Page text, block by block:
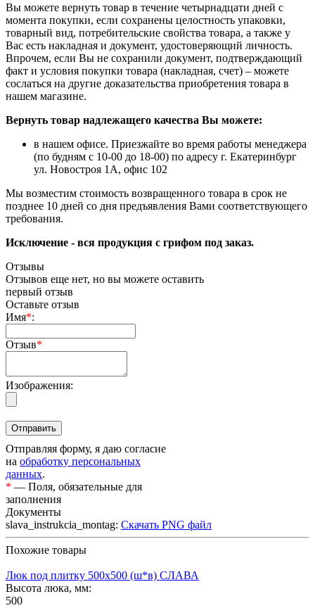
Вы можете вернуть товар в течение четырнадцати дней с
момента покупки, если сохранены целостность упаковки,
товарный вид, потребительские свойства товара, а также у
Вас есть накладная и документ, удостоверяющий личность.
Впрочем, если Вы не сохранили документ, подтверждающий
факт и условия покупки товара (накладная, счет) – можете
сослаться на другие доказательства приобретения товара в
нашем магазине.
Вернуть товар надлежащего качества Вы можете:
в нашем офисе. Приезжайте во время работы менеджера
(по будням с 10-00 до 18-00) по адресу г. Екатеринбург
ул. Новостроя 1А, офис 102
Мы возместим стоимость возвращенного товара в срок не
позднее 10 дней со дня предъявления Вами соответствующего
требования.
Исключение - вся продукция с грифом под заказ.
Отзывы
Отзывов еще нет, но вы можете оставить
первый отзыв
Оставьте отзыв
Имя*:
Отзыв*
Изображения:
Отправляя форму, я даю согласие
на обработку персональных
данных.
* — Поля, обязательные для
заполнения
Документы
slava_instrukcia_montag: Скачать PNG файл
Похожие товары
Люк под плитку 500х500 (ш*в) СЛАВА
Высота люка, мм:
500